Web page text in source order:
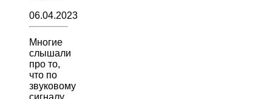
06.04.2023
Многие
слышали
про то,
что по
звуковому
сигналу